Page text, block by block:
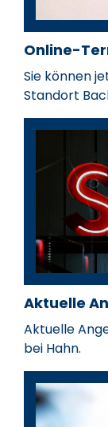
Oliver
Serviceleiter
automobile.de
07191 901-02
Bastian
automobile.de
07191 901-241
Online-
Sie können
Standort
Aktuelle
Aktuelle
bei Hahn.